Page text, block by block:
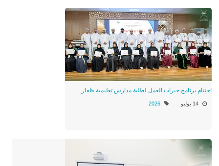
اختتام برنامج خبرات العمل لطلبة مدارس تعليمية ظفار
14 يوليو 2026